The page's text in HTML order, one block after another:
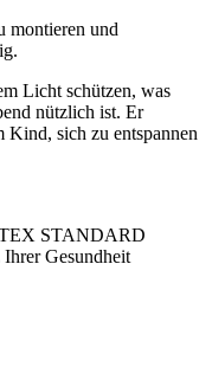
montieren und
Licht schützen, was
nützlich ist. Er
Kind, sich zu entspannen
STANDARD
Gesundheit